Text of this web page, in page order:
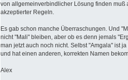
von allgemeinverbindlicher Lösung finden muß
akzeptierter Regeln.
Es gab schon manche Überraschungen. Und
nicht "Mali" bleiben, aber ob es denn jemals
man jetzt auch noch nicht. Selbst "Amgala" ist
und hat einen anderen, korrekten Namen
Alex